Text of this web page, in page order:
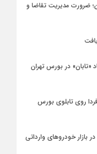
بنزین؛ ضرورت مدیریت تقاضا و
«تابان» در بورس تهران
فردا روی تابلوی بورس